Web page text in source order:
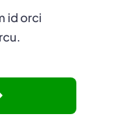
id orci